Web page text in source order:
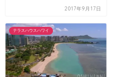
2017年9月17日
テラスハウスハワイ